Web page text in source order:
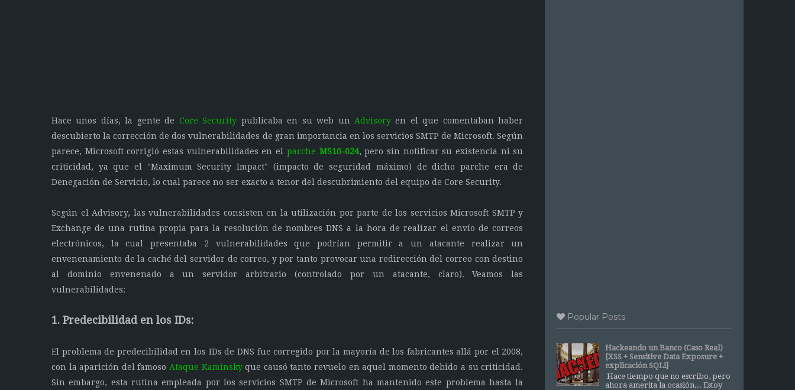
Hace unos días, la gente de Core Security publicaba en su web un Advisory en el que comentaban haber
descubierto la corrección de dos vulnerabilidades de gran importancia en los servicios SMTP de Microsoft. Según
parece, Microsoft corrigió estas vulnerabilidades en el parche MS10-024, pero sin notificar su existencia ni su
criticidad, ya que el "Maximum Security Impact" (impacto de seguridad máximo) de dicho parche era de
Denegación de Servicio, lo cual parece no ser exacto a tenor del descubrimiento del equipo de Core Security.
Según el Advisory, las vulnerabilidades consisten en la utilización por parte de los servicios Microsoft SMTP y
Exchange de una rutina propia para la resolución de nombres DNS a la hora de realizar el envío de correos
electrónicos, la cual presentaba 2 vulnerabilidades que podrían permitir a un atacante realizar un
envenenamiento de la caché del servidor de correo, y por tanto provocar una redirección del correo con destino
al dominio envenenado a un servidor arbitrario (controlado por un atacante, claro). Veamos las
vulnerabilidades:
1. Predecibilidad en los IDs:
El problema de predecibilidad en los IDs de DNS fue corregido por la mayoría de los fabricantes allá por el 2008,
con la aparición del famoso Ataque Kaminskyque causó tanto revuelo en aquel momento debido a su criticidad.
Sin embargo, esta rutina empleada por los servicios SMTP de Microsoft ha mantenido este problema hasta la
Popular Posts
Hackeando un Banco (Caso Real)
[XSS + Sensitive Data Exposure +
explicación SQLi]
Hace tiempo que no escribo, pero
ahora amerita la ocasión... Estoy